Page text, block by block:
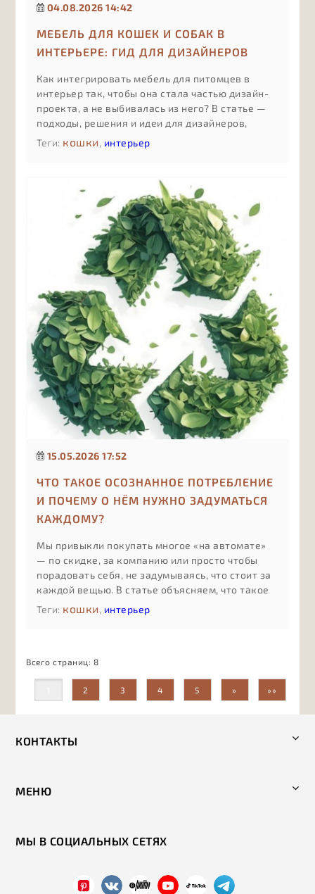
04.08.2026 14:42
МЕБЕЛЬ ДЛЯ КОШЕК И СОБАК В
ИНТЕРЬЕРЕ: ГИД ДЛЯ ДИЗАЙНЕРОВ
Как интегрировать мебель для питомцев в
интерьер так, чтобы она стала частью дизайн-
проекта, а не выбивалась из него? В статье —
подходы, решения и идеи для дизайнеров,
которые работают с pet friendly-
Теги: кошки, интерьер
15.05.2026 17:52
ЧТО ТАКОЕ ОСОЗНАННОЕ ПОТРЕБЛЕНИЕ
И ПОЧЕМУ О НЁМ НУЖНО ЗАДУМАТЬСЯ
КАЖДОМУ?
Мы привыкли покупать многое «на автомате»
— по скидке, за компанию или просто чтобы
порадовать себя, не задумываясь, что стоит за
каждой вещью. В статье объясняем, что такое
осознанное потребление без сложных
терминов: как оно помогает экономить деньги,
бренды, которые разделяют ценности заботы о
людях, животных и планете.
Теги: кошки, интерьер
Всего страниц: 8
2 3 4 5 » »»
КОНТАКТЫ
МЕНЮ
МЫ В СОЦИАЛЬНЫХ СЕТЯХ